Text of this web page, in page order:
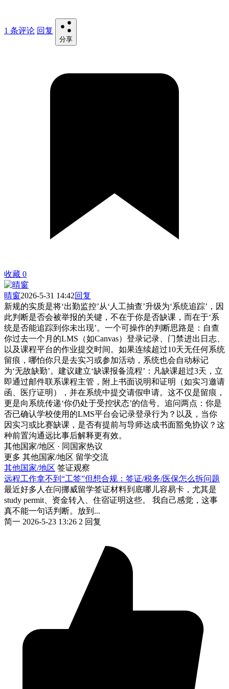
1 条评论 回复
分享
收藏 0
晴窗2026-5-31 14:42回复
新规的实质是将‘出勤监控’从‘人工抽查’升级为‘系统追踪’，因
此判断是否会被举报的关键，不在于你是否缺课，而在于‘系
统是否能追踪到你未出现’。一个可操作的判断思路是：自查
你过去一个月的LMS（如Canvas）登录记录、门禁进出日志、
以及课程平台的作业提交时间。如果连续超过10天无任何系统
留痕，哪怕你只是去实习或参加活动，系统也会自动标记
为‘无故缺勤’。建议建立‘缺课报备流程’：凡缺课超过3天，立
即通过邮件联系课程主管，附上书面说明和证明（如实习邀请
函、医疗证明），并在系统中提交请假申请。这不仅是留痕，
更是向系统传递‘你仍处于受控状态’的信号。追问两点：你是
否已确认学校使用的LMS平台会记录登录行为？以及，当你
因实习或比赛缺课，是否有提前与导师达成书面豁免协议？这
种前置沟通远比事后解释更有效。
其他国家/地区 · 同国家热议
更多 其他国家/地区 留学交流
其他国家/地区 签证观察
远程工作拿不到“工签”但想合规：签证/税务/医保怎么拆问题
最近好多人在问挪威留学签证材料到底哪儿容易卡，尤其是
study permit、资金转入、住宿证明这些。 我自己感觉，这事
真不能一句话判断。放到...
简一 2026-5-23 13:26 2 回复